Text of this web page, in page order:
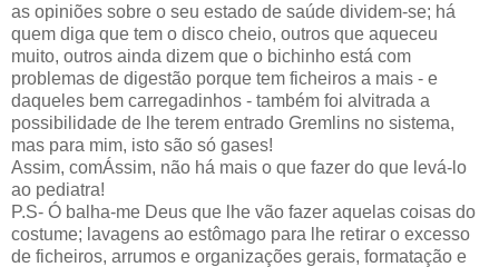
as opiniões sobre o seu estado de saúde dividem-se; há
quem diga que tem o disco cheio, outros que aqueceu
muito, outros ainda dizem que o bichinho está com
problemas de digestão porque tem ficheiros a mais - e
daqueles bem carregadinhos - também foi alvitrada a
possibilidade de lhe terem entrado Gremlins no sistema,
mas para mim, isto são só gases!
Assim, comÁssim, não há mais o que fazer do que levá-lo
ao pediatra!
P.S- Ó balha-me Deus que lhe vão fazer aquelas coisas do
costume; lavagens ao estômago para lhe retirar o excesso
de ficheiros, arrumos e organizações gerais, formatação e